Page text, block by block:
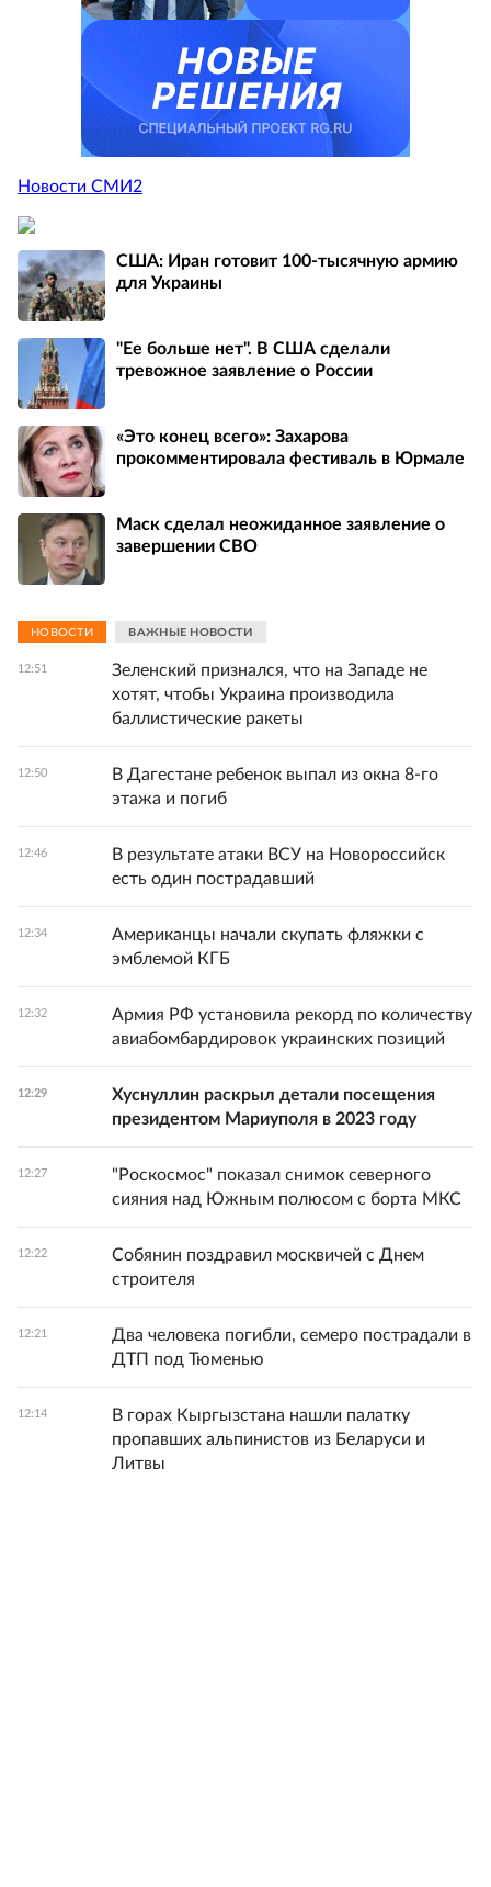
Новости СМИ2
США: Иран готовит 100-тысячную армию
для Украины
"Ее больше нет". В США сделали
тревожное заявление о России
«Это конец всего»: Захарова
прокомментировала фестиваль в Юрмале
Маск сделал неожиданное заявление о
завершении СВО
НОВОСТИ ВАЖНЫЕ НОВОСТИ
12:51
Зеленский признался, что на Западе не
хотят, чтобы Украина производила
баллистические ракеты
12:50
В Дагестане ребенок выпал из окна 8-го
этажа и погиб
12:46
В результате атаки ВСУ на Новороссийск
есть один пострадавший
12:34
Американцы начали скупать фляжки с
эмблемой КГБ
12:32
Армия РФ установила рекорд по количеству
авиабомбардировок украинских позиций
12:29
Хуснуллин раскрыл детали посещения
президентом Мариуполя в 2023 году
12:27
"Роскосмос" показал снимок северного
сияния над Южным полюсом с борта МКС
12:22
Собянин поздравил москвичей с Днем
строителя
12:21
Два человека погибли, семеро пострадали в
ДТП под Тюменью
12:14
В горах Кыргызстана нашли палатку
пропавших альпинистов из Беларуси и
Литвы